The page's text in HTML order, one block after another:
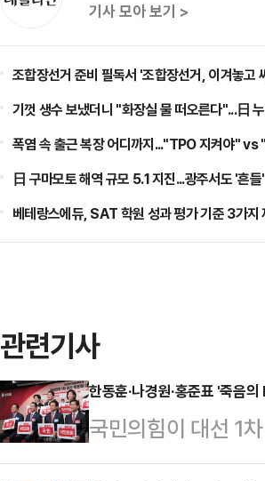
기사 모아 보기 >
조합장선거 준비 필독서 '조합장선거, 이겨놓고
기껏 생수 보냈더니 "화장실 물 떠오른다"...日 누
폭염 속 출근 복장 어디까지..."TPO 지켜야" vs
日 구마모토 해역 규모 5.1 지진...광주서도 '흔들'
베테랑스에듀, SAT 학원 성과 평가 기준 3가지
관련기사
한동훈·나경원·홍준표 '죽음
국민의힘이 대선 1
짐이 엿보이고 있다